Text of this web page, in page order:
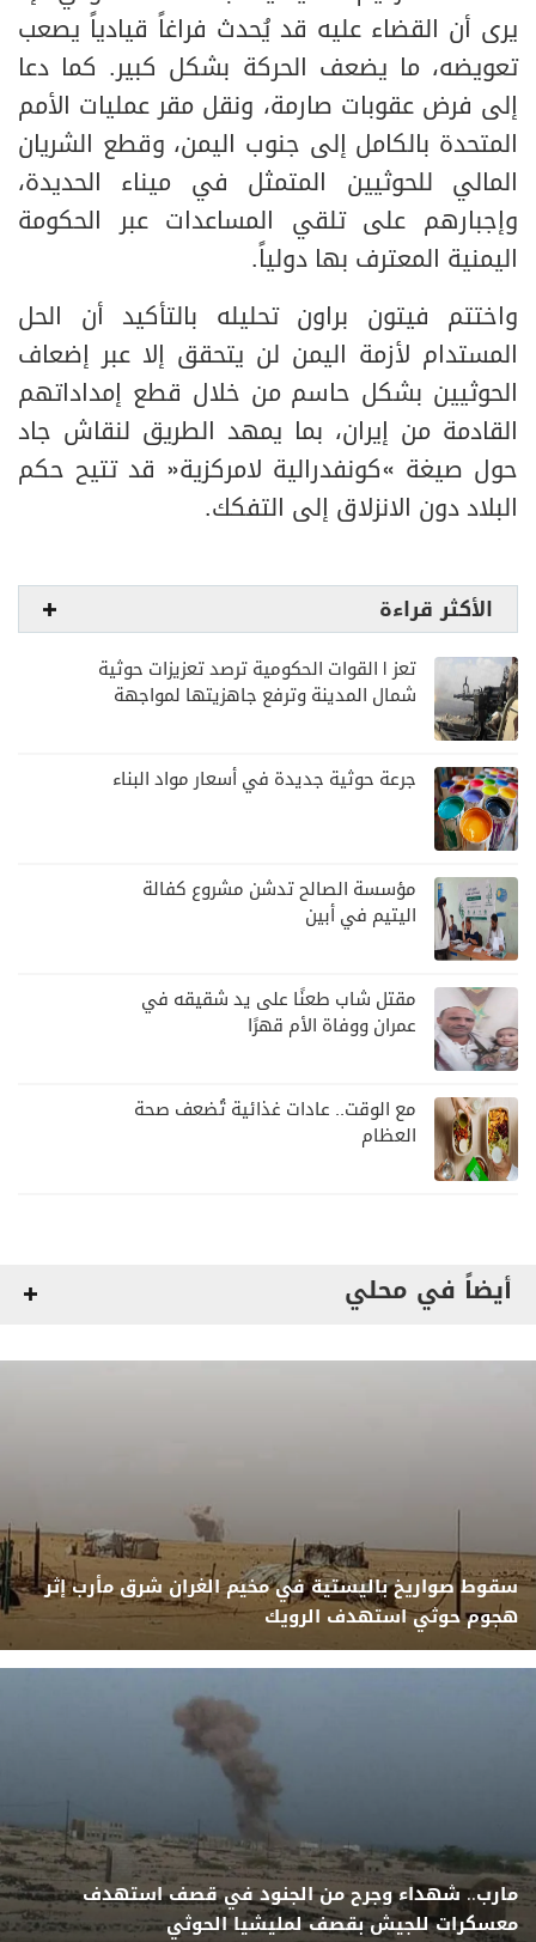
يرى أن القضاء عليه قد يُحدث فراغاً قيادياً يصعب
تعويضه، ما يضعف الحركة بشكل كبير. كما دعا
إلى فرض عقوبات صارمة، ونقل مقر عمليات الأمم
المتحدة بالكامل إلى جنوب اليمن، وقطع الشريان
المالي للحوثيين المتمثل في ميناء الحديدة،
وإجبارهم على تلقي المساعدات عبر الحكومة
اليمنية المعترف بها دولياً.
واختتم فيتون براون تحليله بالتأكيد أن الحل
المستدام لأزمة اليمن لن يتحقق إلا عبر إضعاف
الحوثيين بشكل حاسم من خلال قطع إمداداتهم
القادمة من إيران، بما يمهد الطريق لنقاش جاد
حول صيغة «كونفدرالية لامركزية» قد تتيح حكم
البلاد دون الانزلاق إلى التفكك.
الأكثر قراءة
تعز | القوات الحكومية ترصد تعزيزات حوثية
شمال المدينة وترفع جاهزيتها لمواجهة
جرعة حوثية جديدة في أسعار مواد البناء
مؤسسة الصالح تدشن مشروع كفالة
اليتيم في أبين
مقتل شاب طعنًا على يد شقيقه في
عمران ووفاة الأم قهرًا
مع الوقت.. عادات غذائية تُضعف صحة
العظام
أيضاً في محلي
سقوط صواريخ باليستية في مخيم الغران شرق مأرب إثر
هجوم حوثي استهدف الرويك
مارب.. شهداء وجرح من الجنود في قصف استهدف
معسكرات للجيش بقصف لمليشيا الحوثي